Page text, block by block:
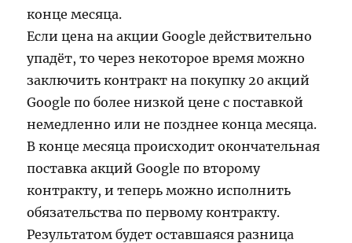
конце месяца.
Если цена на акции Google действительно
упадёт, то через некоторое время можно
заключить контракт на покупку 20 акций
Google по более низкой цене с поставкой
немедленно или не позднее конца месяца.
В конце месяца происходит окончательная
поставка акций Google по второму
контракту, и теперь можно исполнить
обязательства по первому контракту.
Результатом будет оставшаяся разница